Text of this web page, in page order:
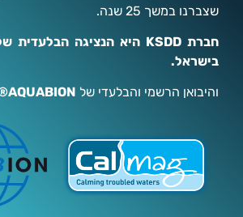
שצברנו במשך 25 שנה.
בישראל.
והיבואן הרשמי והבלעדי של AQUABION®